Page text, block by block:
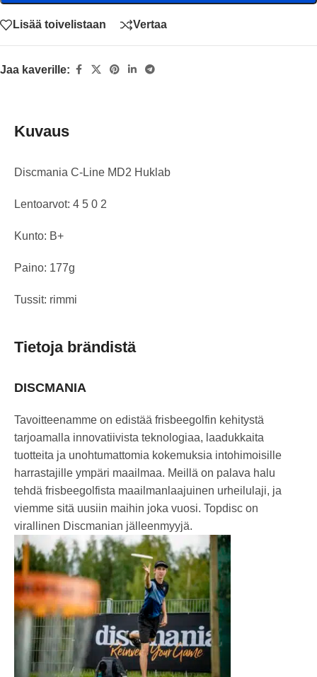
Lisää toivelistaan Vertaa
Jaa kaverille:
Kuvaus
Discmania C-Line MD2 Huklab
Lentoarvot: 4 5 0 2
Kunto: B+
Paino: 177g
Tussit: rimmi
Tietoja brändistä
DISCMANIA
Tavoitteenamme on edistää frisbeegolfin kehitystä
tarjoamalla innovatiivista teknologiaa, laadukkaita
tuotteita ja unohtumattomia kokemuksia intohimoisille
harrastajille ympäri maailmaa. Meillä on palava halu
tehdä frisbeegolfista maailmanlaajuinen urheilulaji, ja
viemme sitä uusiin maihin joka vuosi. Topdisc on
virallinen Discmanian jälleenmyyjä.